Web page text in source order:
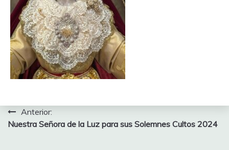
Navegación
de
Anterior:
Nuestra Señora de la Luz para sus Solemnes Cultos 2024